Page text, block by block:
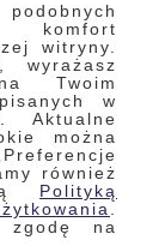
komfort
witryny.
wyrażasz
Twoim
w
Aktualne
można
również
Polityką
zgodę na